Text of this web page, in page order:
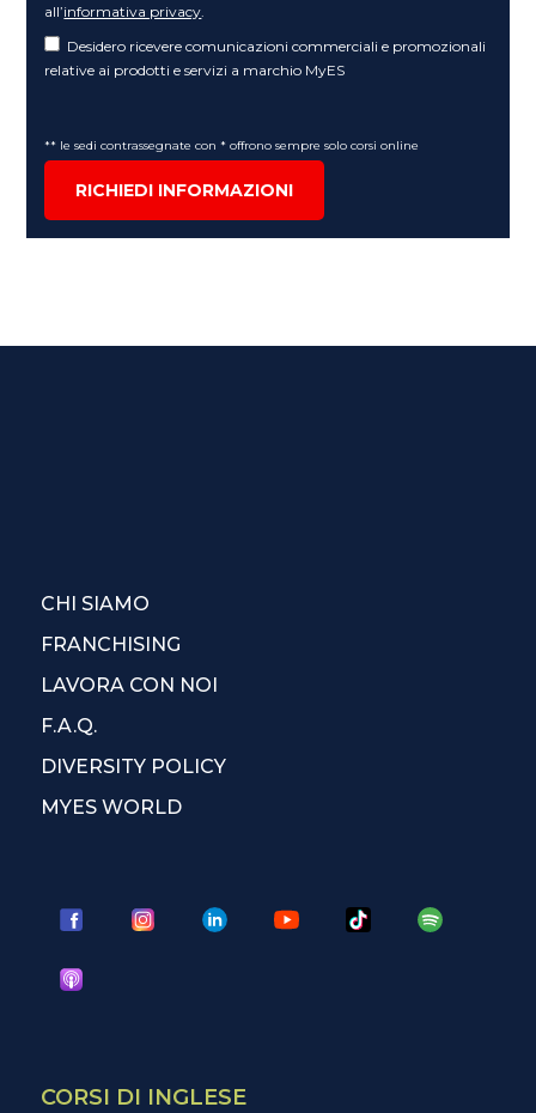
all’informativa privacy
Desidero ricevere comunicazioni commerciali e promozionali
relative ai prodotti e servizi a marchio MyES
** le sedi contrassegnate con * offrono sempre solo corsi online
RICHIEDI INFORMAZIONI
CHI SIAMO
FRANCHISING
LAVORA CON NOI
F.A.Q.
DIVERSITY POLICY
MYES WORLD
CORSI DI INGLESE